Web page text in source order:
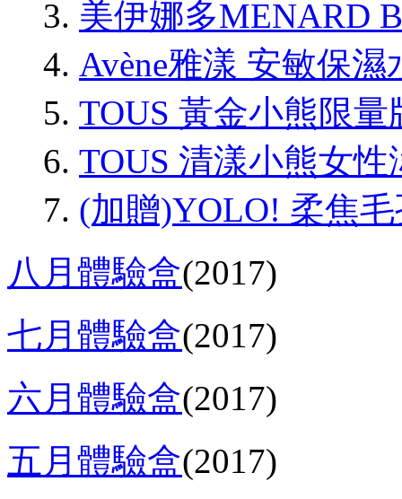
美伊娜多MENARD
Avène雅漾 安敏保濕
TOUS 黃金小熊限
TOUS 清漾小熊女
(加贈)YOLO! 柔焦
八月體驗盒(2017)
七月體驗盒(2017)
六月體驗盒(2017)
五月體驗盒(2017)